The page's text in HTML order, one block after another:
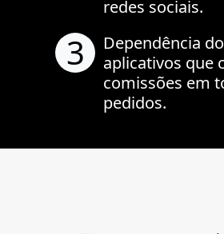
redes sociais.
3
Dependência
aplicativos que
comissões em
pedidos.